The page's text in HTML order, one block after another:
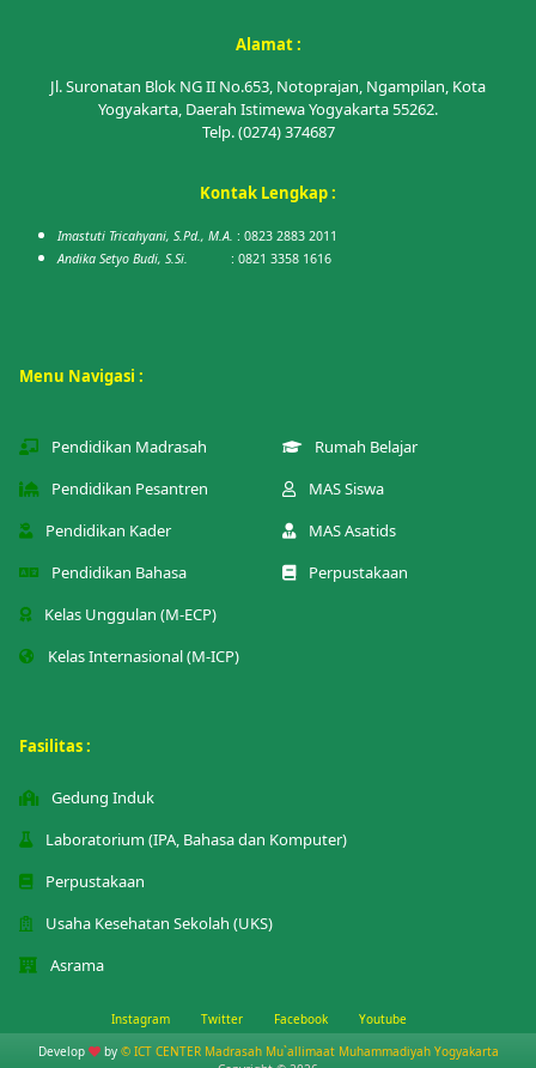
Alamat :
Jl. Suronatan Blok NG II No.653, Notoprajan, Ngampilan, Kota
Yogyakarta, Daerah Istimewa Yogyakarta 55262.
Telp. (0274) 374687
Kontak Lengkap :
Imastuti Tricahyani, S.Pd., M.A. : 0823 2883 2011
Andika Setyo Budi, S.Si. : 0821 3358 1616
Menu Navigasi :
Pendidikan Madrasah
Pendidikan Pesantren
Pendidikan Kader
Pendidikan Bahasa
Kelas Unggulan (M-ECP)
Kelas Internasional (M-ICP)
Rumah Belajar
MAS Siswa
MAS Asatids
Perpustakaan
Fasilitas :
Gedung Induk
Laboratorium (IPA, Bahasa dan Komputer)
Perpustakaan
Usaha Kesehatan Sekolah (UKS)
Asrama
Instagram Twitter Facebook
Youtube
Develop
by © ICT CENTER Madrasah Mu`allimaat Muhammadiyah Yogyakarta